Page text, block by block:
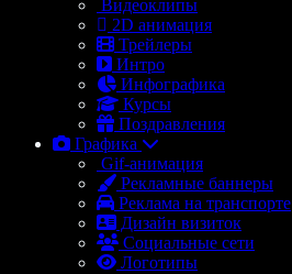
Видеоклипы
2D анимация
Трейлеры
Интро
Инфографика
Курсы
Поздравления
Графика
Gif-анимация
Рекламные баннеры
Реклама на транспорте
Дизайн визиток
Социальные сети
Логотипы